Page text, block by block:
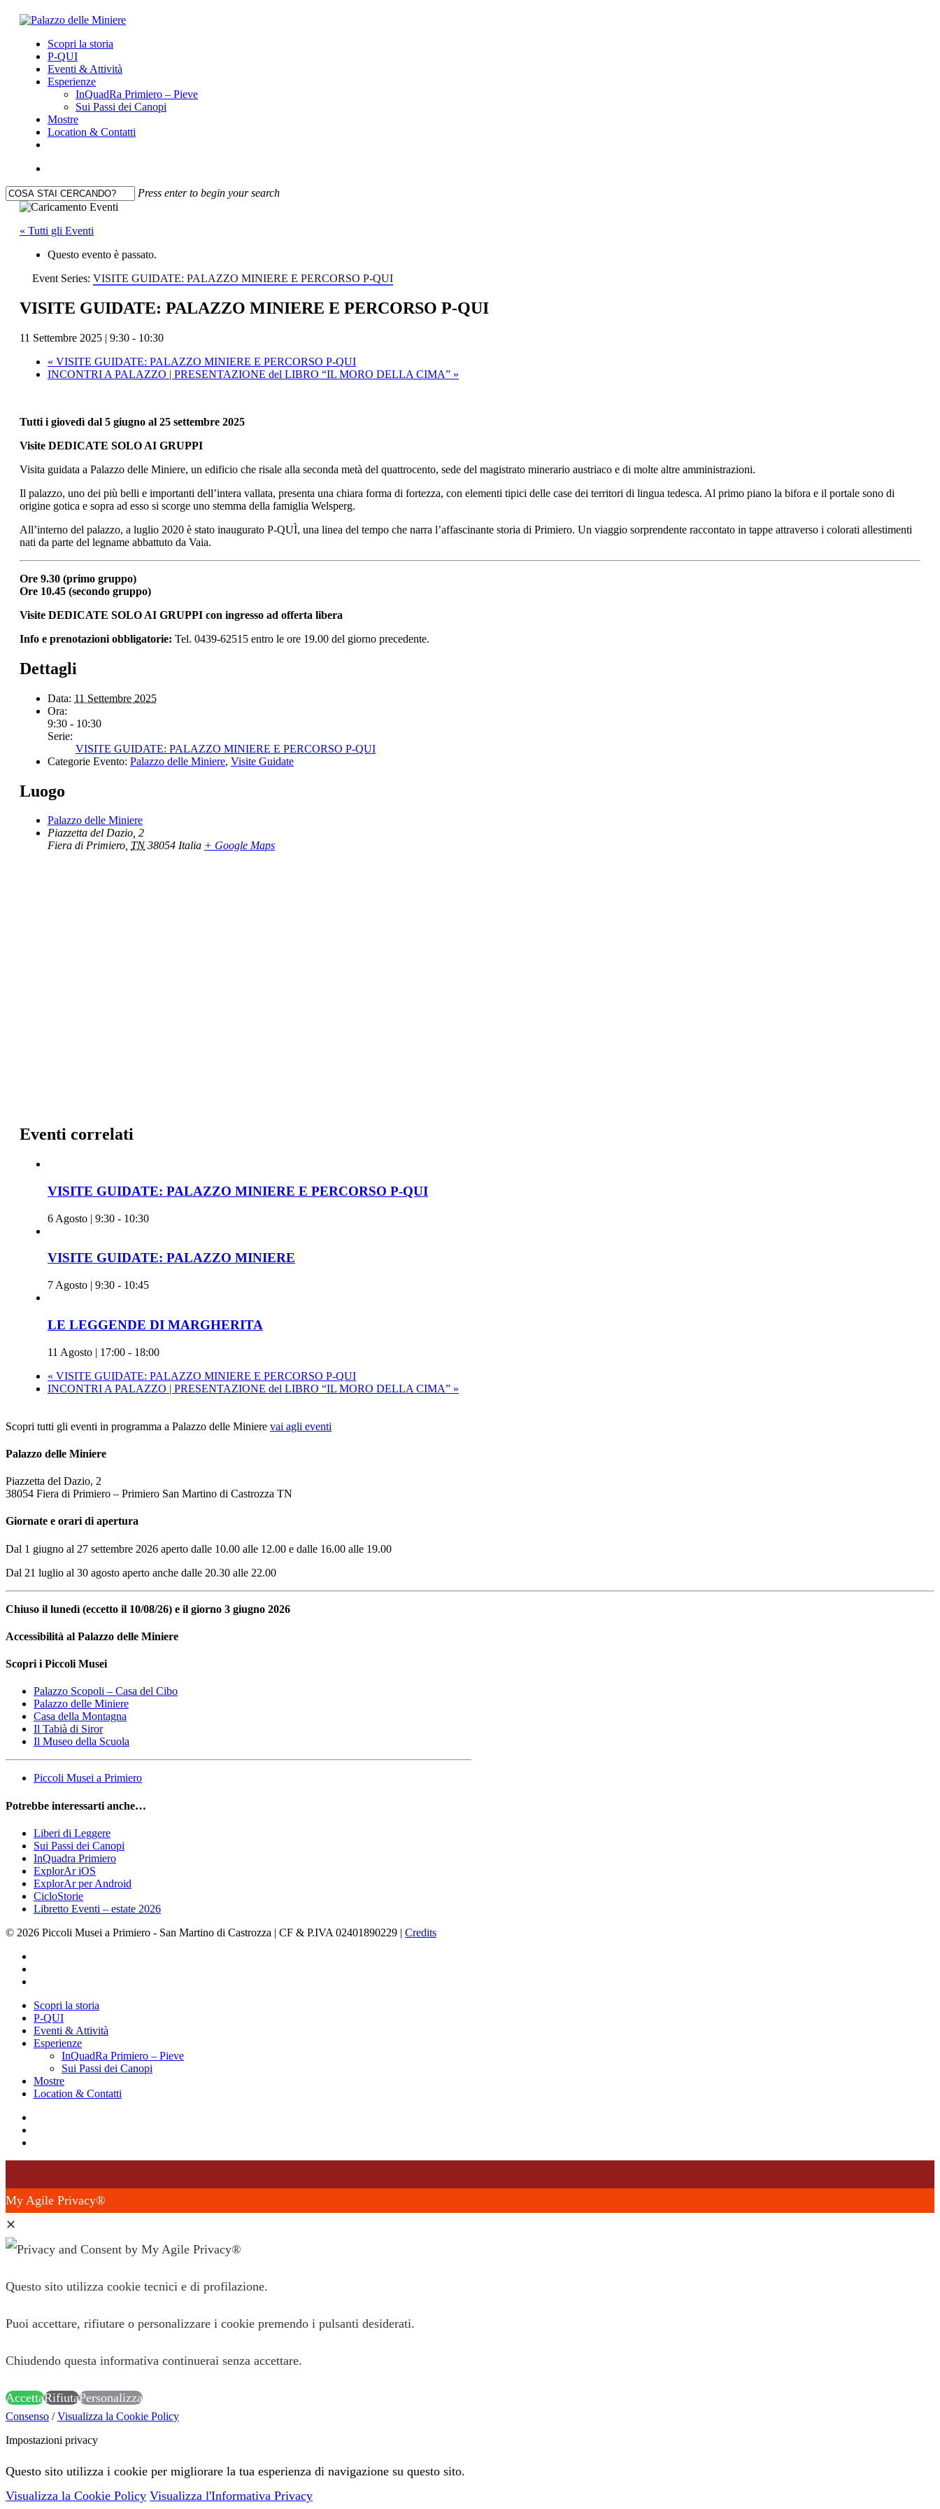
Skip
content
search
Menu
Scopri la storia
P-QUI
Eventi & Attività
Esperienze
InQuadRa Primiero – Pieve
Sui Passi dei Canopi
Mostre
Location & Contatti
Press enter to begin your search
Close
« Tutti gli Eventi
Questo evento è passato.
Event Series: VISITE GUIDATE: PALAZZO MINIERE E PERCORSO P-QUI
VISITE GUIDATE: PALAZZO MINIERE E PERCORSO P-QUI
11 Settembre 2025 | 9:30 - 10:30
« VISITE GUIDATE: PALAZZO MINIERE E PERCORSO P-QUI
INCONTRI A PALAZZO | PRESENTAZIONE del LIBRO “IL MORO DELLA CIMA” »
Tutti i giovedì dal 5 giugno al 25 settembre 2025
Visite DEDICATE SOLO AI GRUPPI
Visita guidata a Palazzo delle Miniere, un edificio che risale alla seconda metà del quattrocento, sede del magistrato minerario austriaco e di molte altre amministrazioni.
Il palazzo, uno dei più belli e importanti dell’intera vallata, presenta una chiara forma di fortezza, con elementi tipici delle case dei territori di lingua tedesca. Al primo piano la bifora e il portale sono di
origine gotica e sopra ad esso si scorge uno stemma della famiglia Welsperg.
All’interno del palazzo, a luglio 2020 è stato inaugurato P-QUÌ, una linea del tempo che narra l’affascinante storia di Primiero. Un viaggio sorprendente raccontato in tappe attraverso i colorati allestimenti
nati da parte del legname abbattuto da Vaia.
Ore 9.30 (primo gruppo)
Ore 10.45 (secondo gruppo)
Visite DEDICATE SOLO AI GRUPPI con ingresso ad offerta libera
Info e prenotazioni obbligatorie: Tel. 0439-62515 entro le ore 19.00 del giorno precedente.
Dettagli
Data: 11 Settembre 2025
Ora:
9:30 - 10:30
Serie:
VISITE GUIDATE: PALAZZO MINIERE E PERCORSO P-QUI
Categorie Evento: Palazzo delle Miniere, Visite Guidate
Luogo
Palazzo delle Miniere
Piazzetta del Dazio, 2
Fiera di Primiero, TN 38054 Italia + Google Maps
Eventi correlati
VISITE GUIDATE: PALAZZO MINIERE E PERCORSO P-QUI
6 Agosto | 9:30 - 10:30
VISITE GUIDATE: PALAZZO MINIERE
7 Agosto | 9:30 - 10:45
LE LEGGENDE DI MARGHERITA
11 Agosto | 17:00 - 18:00
« VISITE GUIDATE: PALAZZO MINIERE E PERCORSO P-QUI
INCONTRI A PALAZZO | PRESENTAZIONE del LIBRO “IL MORO DELLA CIMA” »
Scopri tutti gli eventi in programma a Palazzo delle Miniere vai agli eventi
Palazzo delle Miniere
Piazzetta del Dazio, 2
38054 Fiera di Primiero – Primiero San Martino di Castrozza TN
Giornate e orari di apertura
Dal 1 giugno al 27 settembre 2026 aperto dalle 10.00 alle 12.00 e dalle 16.00 alle 19.00
Dal 21 luglio al 30 agosto aperto anche dalle 20.30 alle 22.00
Chiuso il lunedì (eccetto il 10/08/26) e il giorno 3 giugno 2026
Accessibilità al Palazzo delle Miniere
Scopri i Piccoli Musei
Palazzo Scopoli – Casa del Cibo
Palazzo delle Miniere
Casa della Montagna
Il Tabià di Siror
Il Museo della Scuola
Piccoli Musei a Primiero
Potrebbe interessarti anche…
Liberi di Leggere
Sui Passi dei Canopi
InQuadra Primiero
ExplorAr iOS
ExplorAr per Android
CicloStorie
Libretto Eventi – estate 2026
© 2026 Piccoli Musei a Primiero - San Martino di Castrozza | CF & P.IVA 02401890229 | Credits
Close
Menu
Scopri la storia
P-QUI
Eventi & Attività
Esperienze
InQuadRa Primiero – Pieve
Sui Passi dei Canopi
Mostre
Location & Contatti
My Agile Privacy®
✕
Questo sito utilizza cookie tecnici e di profilazione.
Puoi accettare, rifiutare o personalizzare i cookie premendo i pulsanti desiderati.
Chiudendo questa informativa continuerai senza accettare.
AccettaRifiutaPersonalizza
Consenso /Visualizza la Cookie Policy
Impostazioni privacy
Questo sito utilizza i cookie per migliorare la tua esperienza di navigazione su questo sito.
Visualizza la Cookie Policy Visualizza l'Informativa Privacy